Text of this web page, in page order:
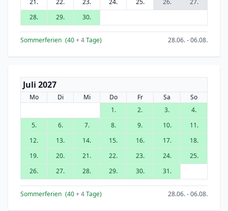
21.
22. 23. 24. 25. 26.
27.
28.
29. 30.
Sommerferien (40+ 4Tage) 28.06. - 06.08.
Juli 2027
Mo Di Mi Do Fr Sa
So
1.
2. 3.
4.
5.
6. 7. 8. 9. 10.
11.
12.
13. 14. 15. 16. 17.
18.
19.
20. 21. 22. 23. 24.
25.
26.
27. 28. 29. 30. 31.
Sommerferien (40+ 4Tage) 28.06. - 06.08.